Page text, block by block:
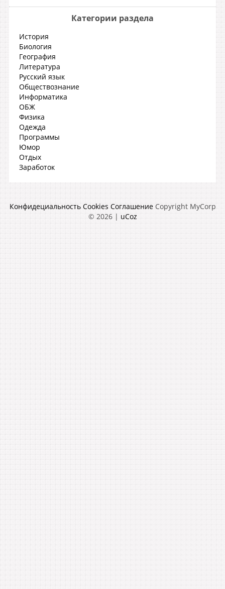
Категории раздела
История
Биология
География
Литература
Русский язык
Обществознание
Информатика
ОБЖ
Физика
Одежда
Программы
Юмор
Отдых
Заработок
Конфидециальность Cookies Соглашение Copyright MyCorp
© 2026| uCoz